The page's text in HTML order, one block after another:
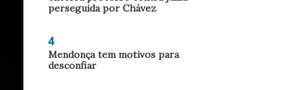
perseguida por Chávez
4
Mendonça tem motivos para
desconfiar